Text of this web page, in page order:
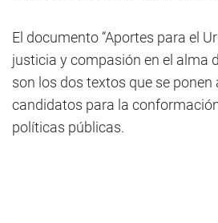
El documento “Aportes para el
justicia y compasión en el alma
son los dos textos que se ponen
candidatos para la
políticas públicas.